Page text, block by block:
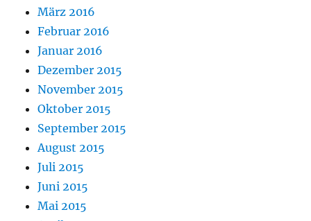
März 2016
Februar 2016
Januar 2016
Dezember 2015
November 2015
Oktober 2015
September 2015
August 2015
Juli 2015
Juni 2015
Mai 2015